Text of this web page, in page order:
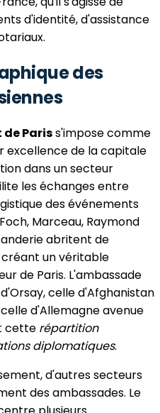
d'identité, d'assistance
des
Pariss'impose comme
excellence de la capitale
dans un secteur
les échanges entre
des événements
Marceau, Raymond
abritent de
un véritable
de Paris. L'ambassade
celle d'Afghanistan
d'Allemagne avenue
cette répartition
diplomatiques.
d'autres secteurs
des ambassades. Le